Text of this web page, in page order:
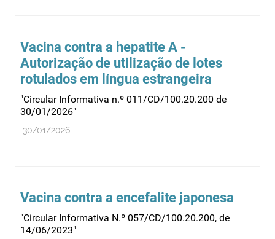
Gestão financeira e patrimonial
Hemoderivados
Importação
Informação estatística
Licenciamentos
Locais de venda
Vacina contra a hepatite A -
Autorização de utilização de lotes
rotulados em língua estrangeira
"Circular Informativa n.º 011/CD/100.20.200 de
30/01/2026"
30/01/2026
Vacina contra a encefalite japonesa
"Circular Informativa N.º 057/CD/100.20.200, de
14/06/2023"